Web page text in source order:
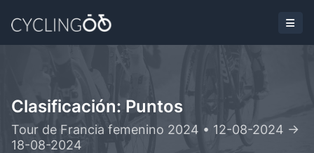
Clasificación: Puntos
Tour de Francia femenino 2024 • 12-08-2024 ->
18-08-2024